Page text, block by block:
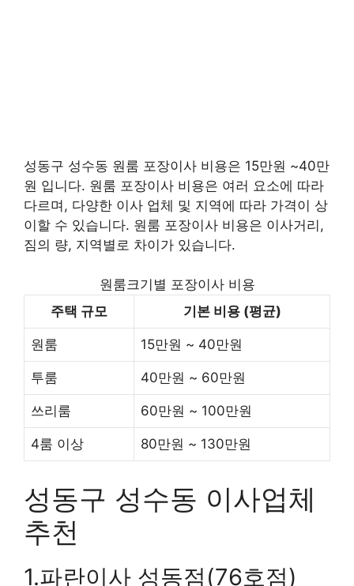
성동구 성수동 원룸 포장이사 비용은 15만원 ~40만
원 입니다. 원룸 포장이사 비용은 여러 요소에 따라
다르며, 다양한 이사 업체 및 지역에 따라 가격이 상
이할 수 있습니다. 원룸 포장이사 비용은 이사거리,
짐의 량, 지역별로 차이가 있습니다.
원룸크기별 포장이사 비용
주택 규모
기본 비용 (평균)
원룸 15만원 ~ 40만원
투룸 40만원 ~ 60만원
쓰리룸 60만원 ~ 100만원
4룸 이상 80만원 ~ 130만원
성동구 성수동 이사업체
추천
1.파란이사 성동점(76호점)